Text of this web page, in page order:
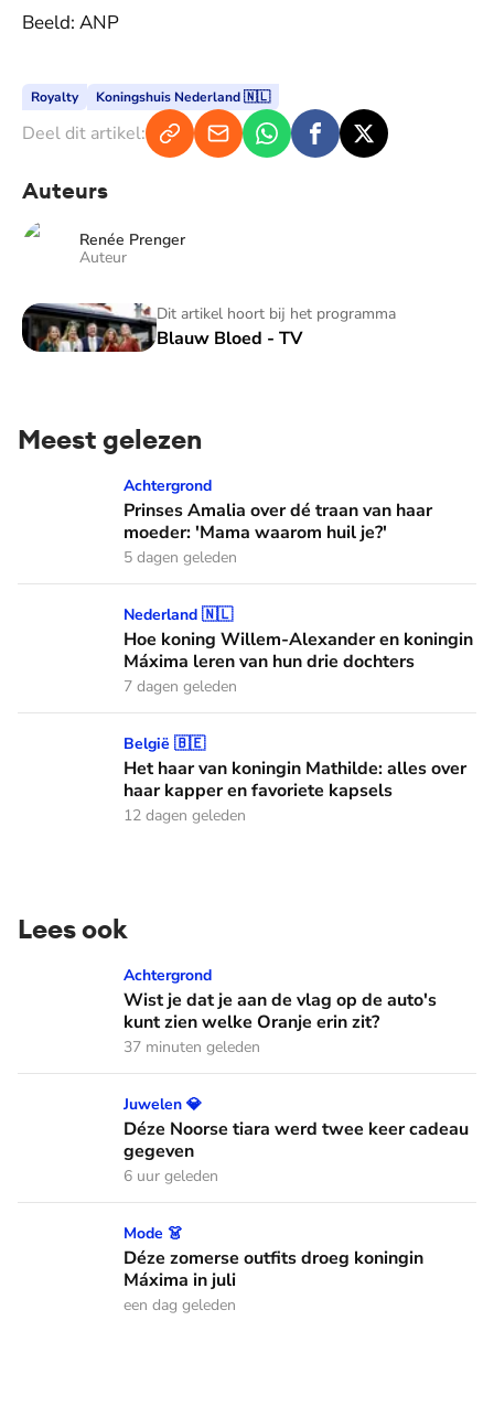
Beeld: ANP
Royalty Koningshuis Nederland 🇳🇱
Deel dit artikel:
Auteurs
Renée Prenger
Auteur
Dit artikel hoort bij het programma
Blauw Bloed - TV
Blauw Bloed - TV
Meest gelezen
Prinses Amalia over dé traan van haar moeder: 'Mama
Achtergrond
Prinses Amalia over dé traan van haar
moeder: 'Mama waarom huil je?'
5 dagen geleden
Hoe koning Willem-Alexander en koningin Máxima leren
Nederland 🇳🇱
Hoe koning Willem-Alexander en koningin
Máxima leren van hun drie dochters
7 dagen geleden
Het haar van koningin Mathilde: alles over haar kapper en
België 🇧🇪
Het haar van koningin Mathilde: alles over
haar kapper en favoriete kapsels
12 dagen geleden
Lees ook
Wist je dat je aan de vlag op de auto's kunt zien welke
Achtergrond
Wist je dat je aan de vlag op de auto's
kunt zien welke Oranje erin zit?
37 minuten geleden
Déze Noorse tiara werd twee keer cadeau gegeven
Juwelen 💎
Déze Noorse tiara werd twee keer cadeau
gegeven
6 uur geleden
Déze zomerse outfits droeg koningin Máxima in juli
Mode 👗
Déze zomerse outfits droeg koningin
Máxima in juli
een dag geleden